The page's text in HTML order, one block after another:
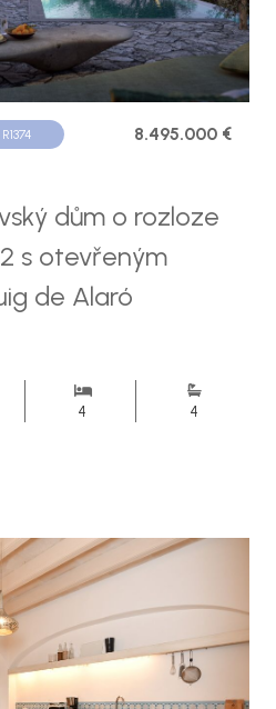
8.495.000 €
dům o rozloze
s otevřeným
de Alaró
4 4